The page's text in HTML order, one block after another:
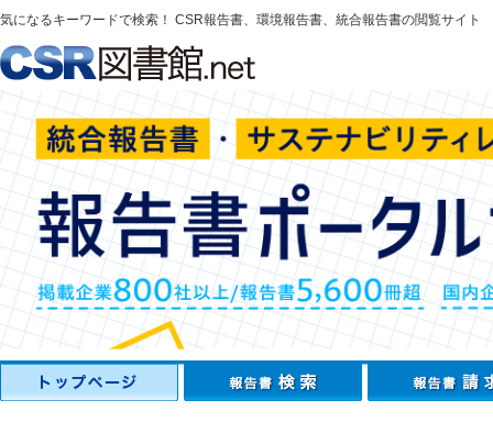
気になるキーワードで検索！ CSR報告書、環境報告書、統合報告書の閲覧サイト